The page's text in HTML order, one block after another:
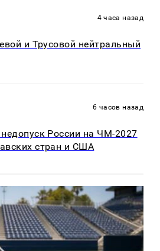
4 часа назад
и Трусовой нейтральный
6 часов назад
России на ЧМ-2027
стран и США